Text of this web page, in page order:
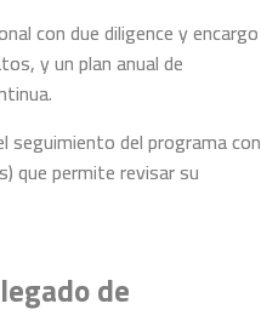
con due diligence y encargo
y un plan anual de
seguimiento del programa con
que permite revisar su
de